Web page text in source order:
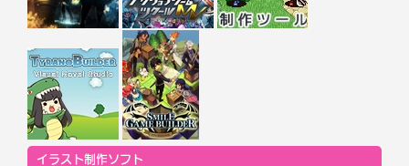
イラスト制作ソフト